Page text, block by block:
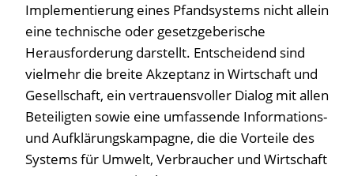
Implementierung eines Pfandsystems nicht allein
eine technische oder gesetzgeberische
Herausforderung darstellt. Entscheidend sind
vielmehr die breite Akzeptanz in Wirtschaft und
Gesellschaft, ein vertrauensvoller Dialog mit allen
Beteiligten sowie eine umfassende Informations-
und Aufklärungskampagne, die die Vorteile des
Systems für Umwelt, Verbraucher und Wirtschaft